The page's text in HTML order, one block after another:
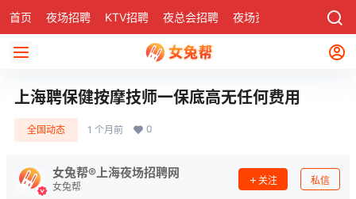
首页 夜场招聘 KTV招聘 夜总会招聘 夜场资讯 社区
上海聘保健按摩技师一保底高无任何费用
全国动态 1 个月前 0
女兔帮®上海夜场招聘网
女兔帮
关注 私信